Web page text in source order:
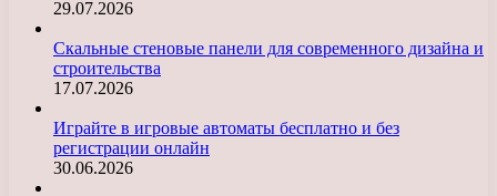
29.07.2026
Скальные стеновые панели для современного дизайна и
строительства
17.07.2026
Играйте в игровые автоматы бесплатно и без
регистрации онлайн
30.06.2026